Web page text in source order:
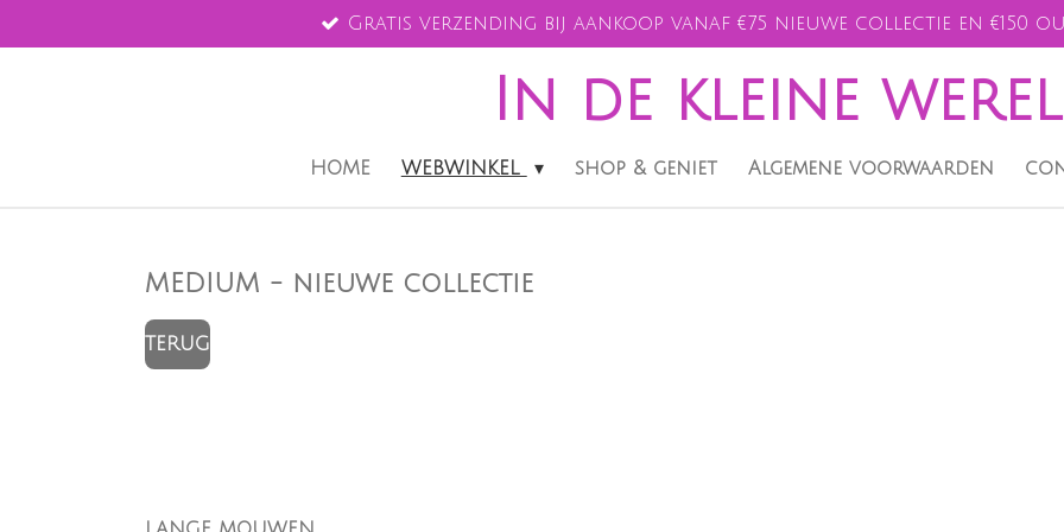
direct
Gratis verzending bij aankoop vanaf €75 nieuwe collectie en €150
In de kleine
HOME WEBWINKEL shop & geniet Algemene voorwaarden
MEDIUM - nieuwe collectie
TERUG